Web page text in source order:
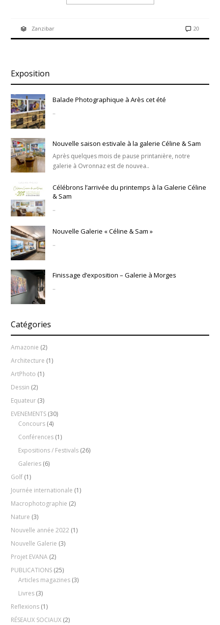
Zanzibar 20
Exposition
Balade Photographique à Arès cet été
..
Nouvelle saison estivale à la galerie Céline & Sam
Après quelques mois de pause printanière, notre
galerie à Ovronnaz est de nouvea..
Célébrons l’arrivée du printemps à la Galerie Céline
& Sam
..
Nouvelle Galerie « Céline & Sam »
..
Finissage d’exposition – Galerie à Morges
..
Catégories
Amazonie (2)
Architecture (1)
ArtPhoto (1)
Dessin (2)
Equateur (3)
EVENEMENTS (30)
Concours (4)
Conférences (1)
Expositions / Festivals (26)
Galeries (6)
Golf (1)
Journée internationale (1)
Macrophotographie (2)
Nature (3)
Nouvelle année 2022 (1)
Nouvelle Galerie (3)
Projet EVANA (2)
PUBLICATIONS (25)
Articles magazines (3)
Livres (3)
Reflexions (1)
RÉSEAUX SOCIAUX (2)